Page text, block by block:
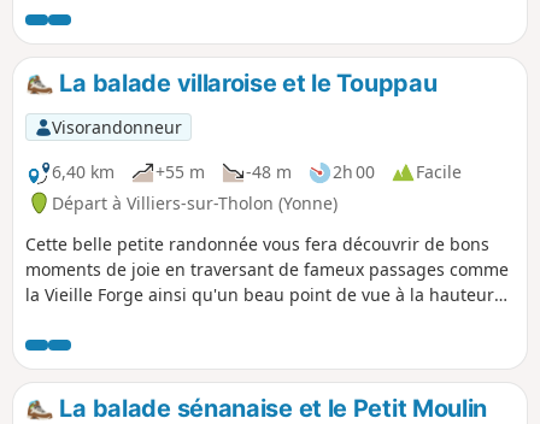
ce qu'il y a là-haut sur le plateau !
La balade villaroise et le Touppau
Visorandonneur
6,40 km
+55 m -48 m 2h 00
Facile
Départ à Villiers-sur-Tholon (Yonne)
Cette belle petite randonnée vous fera découvrir de bons
moments de joie en traversant de fameux passages comme
la Vieille Forge ainsi qu'un beau point de vue à la hauteur
petites rues de ce village et tout cela tout autour du village
de Villiers-sur-Tholon.
La balade sénanaise et le Petit Moulin